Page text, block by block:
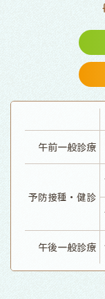
午前一般診療
予防接種・健診
午後一般診療